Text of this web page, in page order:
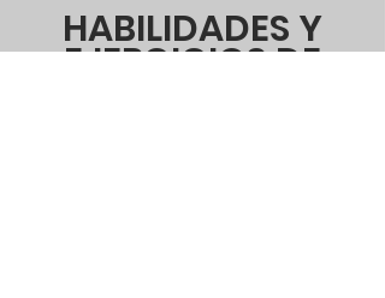
HABILIDADES Y
EJERCICIOS DE